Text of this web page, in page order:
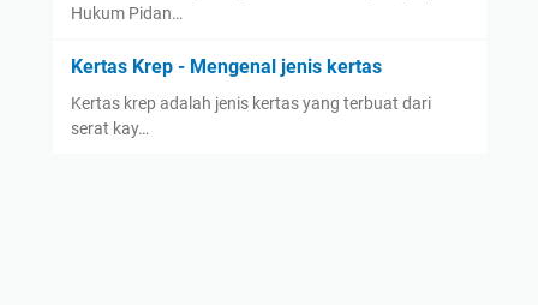
Hukum Pidan…
Kertas Krep - Mengenal jenis kertas
Kertas krep adalah jenis kertas yang terbuat dari
serat kay…